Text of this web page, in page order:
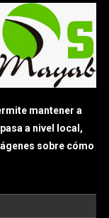
mantener a
a nivel local,
sobre cómo